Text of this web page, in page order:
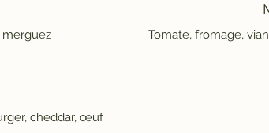
Tomate, fromage, viande, chorizo, merguez Tomate, fromage,
cheddar, œuf